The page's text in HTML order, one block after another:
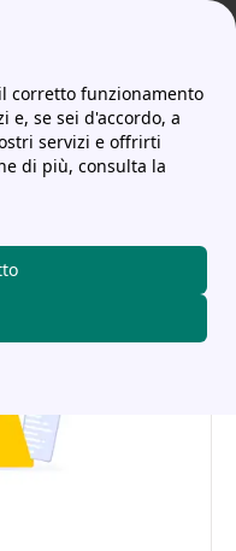
corretto funzionamento
se sei d'accordo, a
servizi e offrirti
di più, consulta la
guida
i